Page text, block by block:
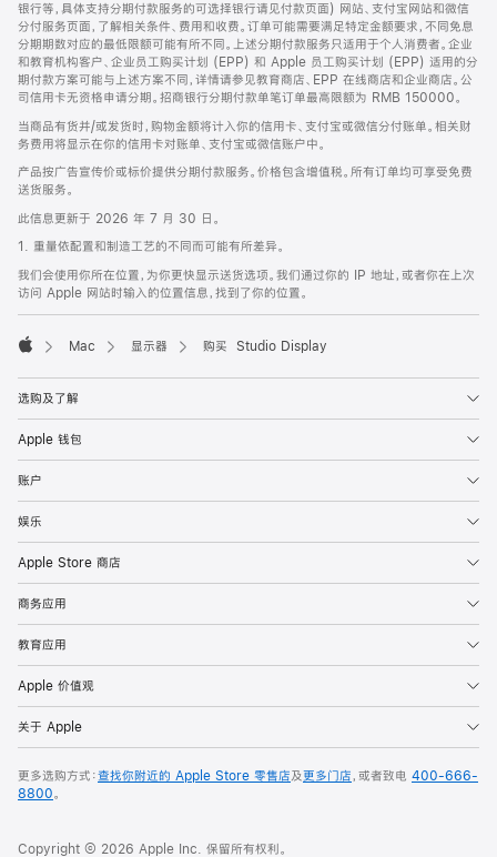
银行等，具体支持分期付款服务的可选择银行请见付款页面) 网站、支付宝网站和微信
分付服务页面，了解相关条件、费用和收费。订单可能需要满足特定金额要求，不同免息
分期期数对应的最低限额可能有所不同。上述分期付款服务只适用于个人消费者。企业
和教育机构客户、企业员工购买计划 (EPP) 和 Apple 员工购买计划 (EPP) 适用的分
期付款方案可能与上述方案不同，详情请参见教育商店、EPP 在线商店和企业商店。公
司信用卡无资格申请分期。招商银行分期付款单笔订单最高限额为 RMB 150000。
当商品有货并/或发货时，购物金额将计入你的信用卡、支付宝或微信分付账单。相关财
务费用将显示在你的信用卡对账单、支付宝或微信账户中。
产品按广告宣传价或标价提供分期付款服务。价格包含增值税。所有订单均可享受免费
送货服务。
此信息更新于 2026 年 7 月 30 日。
1. 重量依配置和制造工艺的不同而可能有所差异。
我们会使用你所在位置，为你更快显示送货选项。我们通过你的 IP 地址，或者你在上次
访问 Apple 网站时输入的位置信息，找到了你的位置。
Mac 显示器 购买 Studio Display
选购及了解
Apple 钱包
账户
娱乐
Apple Store 商店
商务应用
教育应用
Apple 价值观
关于 Apple
更多选购方式：查找你附近的 Apple Store 零售店及更多门店，或者致电 400-666-
8800。
Copyright © 2026 Apple Inc. 保留所有权利。